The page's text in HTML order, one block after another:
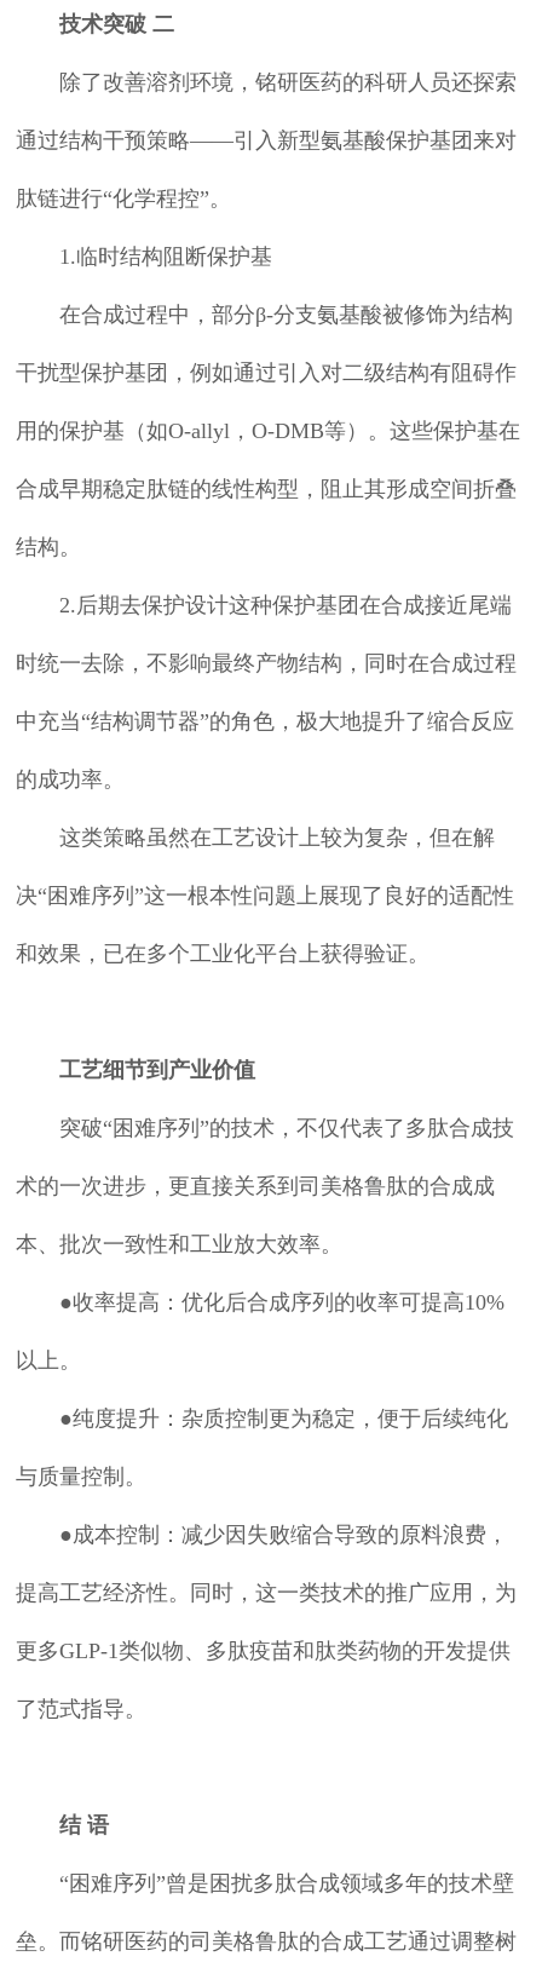
技术突破 二
除了改善溶剂环境，铭研医药的科研人员还探索
通过结构干预策略——引入新型氨基酸保护基团来对
肽链进行“化学程控”。
1.临时结构阻断保护基
在合成过程中，部分β-分支氨基酸被修饰为结构
干扰型保护基团，例如通过引入对二级结构有阻碍作
用的保护基（如O-allyl，O-DMB等）。这些保护基在
合成早期稳定肽链的线性构型，阻止其形成空间折叠
结构。
2.后期去保护设计这种保护基团在合成接近尾端
时统一去除，不影响最终产物结构，同时在合成过程
中充当“结构调节器”的角色，极大地提升了缩合反应
的成功率。
这类策略虽然在工艺设计上较为复杂，但在解
决“困难序列”这一根本性问题上展现了良好的适配性
和效果，已在多个工业化平台上获得验证。
工艺细节到产业价值
突破“困难序列”的技术，不仅代表了多肽合成技
术的一次进步，更直接关系到司美格鲁肽的合成成
本、批次一致性和工业放大效率。
●收率提高：优化后合成序列的收率可提高10%
以上。
●纯度提升：杂质控制更为稳定，便于后续纯化
与质量控制。
●成本控制：减少因失败缩合导致的原料浪费，
提高工艺经济性。同时，这一类技术的推广应用，为
更多GLP-1类似物、多肽疫苗和肽类药物的开发提供
了范式指导。
结 语
“困难序列”曾是困扰多肽合成领域多年的技术壁
垒。而铭研医药的司美格鲁肽的合成工艺通过调整树